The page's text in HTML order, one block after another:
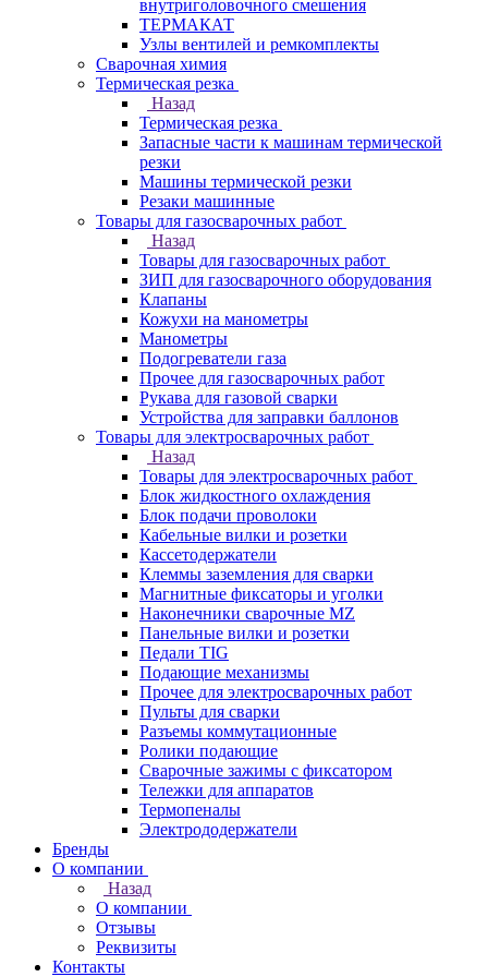
внутриголовочного смешения
ТЕРМАКАТ
Узлы вентилей и ремкомплекты
Сварочная химия
Термическая резка
Назад
Термическая резка
Запасные части к машинам термической
резки
Машины термической резки
Резаки машинные
Товары для газосварочных работ
Назад
Товары для газосварочных работ
ЗИП для газосварочного оборудования
Клапаны
Кожухи на манометры
Манометры
Подогреватели газа
Прочее для газосварочных работ
Рукава для газовой сварки
Устройства для заправки баллонов
Товары для электросварочных работ
Назад
Товары для электросварочных работ
Блок жидкостного охлаждения
Блок подачи проволоки
Кабельные вилки и розетки
Кассетодержатели
Клеммы заземления для сварки
Магнитные фиксаторы и уголки
Наконечники сварочные MZ
Панельные вилки и розетки
Педали TIG
Подающие механизмы
Прочее для электросварочных работ
Пульты для сварки
Разъемы коммутационные
Ролики подающие
Сварочные зажимы с фиксатором
Тележки для аппаратов
Термопеналы
Электрододержатели
Бренды
О компании
Назад
О компании
Отзывы
Реквизиты
Контакты